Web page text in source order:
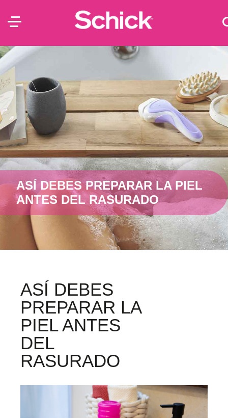
ASÍ DEBES PREPARAR LA PIEL
ANTES DEL RASURADO
ASÍ DEBES
PREPARAR LA
PIEL ANTES
DEL
RASURADO